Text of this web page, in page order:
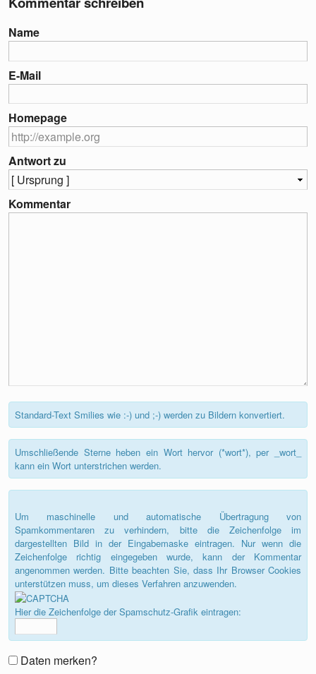
Name
E-Mail
Homepage
Antwort zu
Kommentar
Standard-Text Smilies wie :-) und ;-) werden zu Bildern konvertiert.
Umschließende Sterne heben ein Wort hervor (*wort*), per _wort_
kann ein Wort unterstrichen werden.
Um maschinelle und automatische Übertragung von
Spamkommentaren zu verhindern, bitte die Zeichenfolge im
dargestellten Bild in der Eingabemaske eintragen. Nur wenn die
Zeichenfolge richtig eingegeben wurde, kann der Kommentar
angenommen werden. Bitte beachten Sie, dass Ihr Browser Cookies
unterstützen muss, um dieses Verfahren anzuwenden.
Hier die Zeichenfolge der Spamschutz-Grafik eintragen:
Daten merken?